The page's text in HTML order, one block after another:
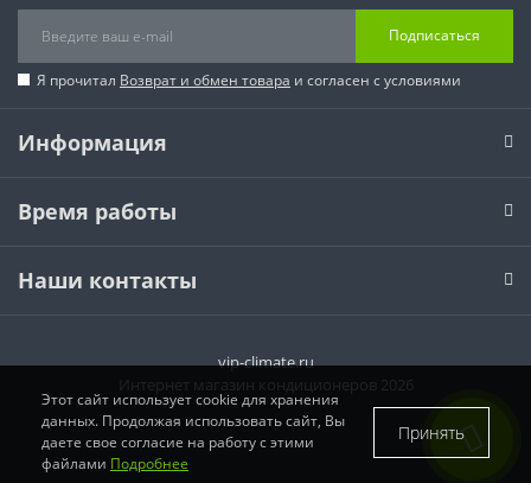
Подписаться
Я прочитал Возврат и обмен товара и согласен с условиями
Информация
Время работы
Наши контакты
vip-climate.ru
Интернет магазин кондиционеров 2026
Этот сайт использует cookie для хранения
данных. Продолжая использовать сайт, Вы
даете свое согласие на работу с этими
файлами Подробнее
Принять